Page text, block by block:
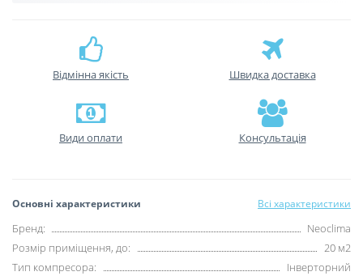
Відмінна якість Швидка доставка
Види оплати Консультація
Основні характеристики Всі характеристики
Бренд:
Neoclima
Розмір приміщення, до:
20 м2
Тип компресора:
Інверторний